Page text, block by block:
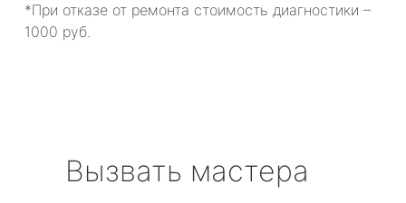
*При отказе от ремонта стоимость диагностики –
1000 руб.
Вызвать мастера